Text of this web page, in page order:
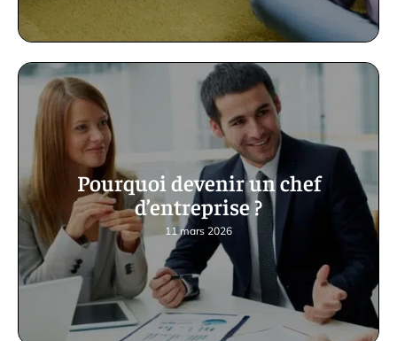
Pourquoi devenir un chef
d’entreprise ?
11 mars 2026